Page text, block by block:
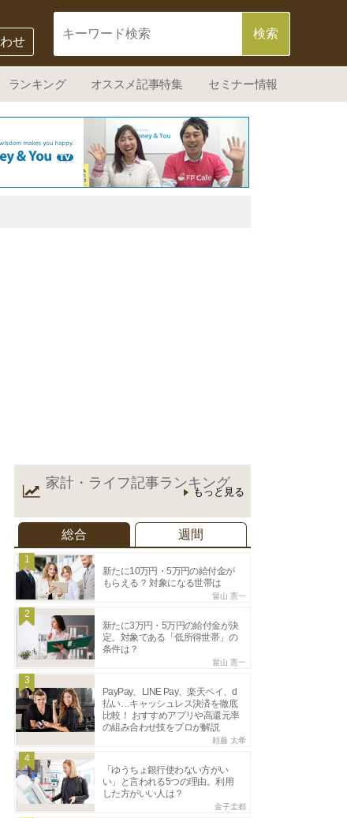
せ
ランキング オススメ記事特集 セミナー情報
家計・ライフ記事ランキング
もっと見る
総合 週間
1
新たに10万円・5万円の給付金が
もらえる？ 対象になる世帯は
畠山 憲一
2
新たに3万円・5万円の給付金が決
定。対象である「低所得世帯」の
条件は？
畠山 憲一
3
PayPay、LINE Pay、楽天ペイ、d
払い…キャッシュレス決済を徹底
比較！ おすすめアプリや高還元率
の組み合わせ技をプロが解説
頼藤 太希
4
「ゆうちょ銀行使わない方がい
い」と言われる5つの理由。利用
した方がいい人は？
金子圭都